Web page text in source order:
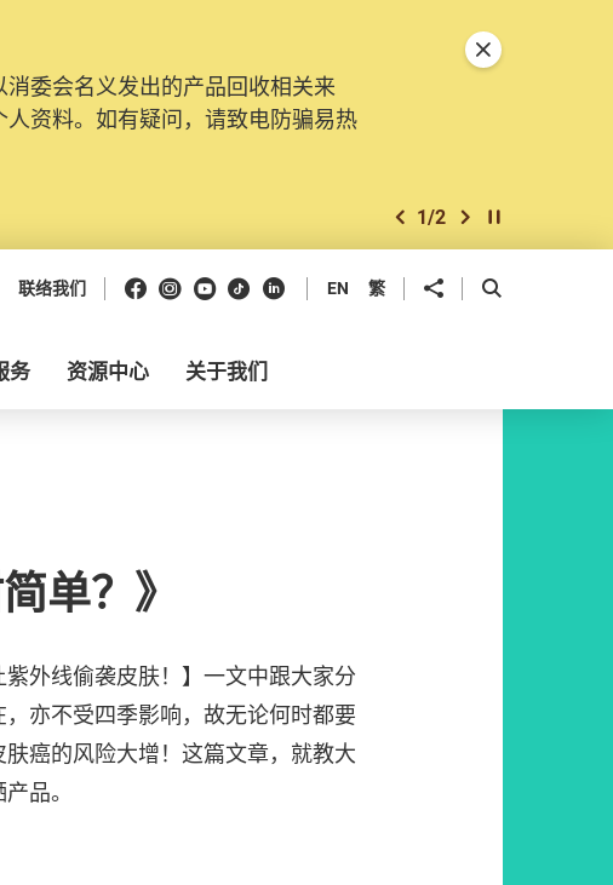
委会名义发出的产品回收相关来
资料。如有疑问，请致电防骗易热
上一个
1/2 下一个开始/暂停幻灯
关闭特別通告
联络我们 Facebook
Instagram
Youtube
抖音领英 EN 繁 分享到 开启搜寻框
务 资源中心 关于我们
单？》
外线偷袭皮肤！】一文中跟大家分
亦不受四季影响，故无论何时都要
癌的风险大增！这篇文章，就教大
品。